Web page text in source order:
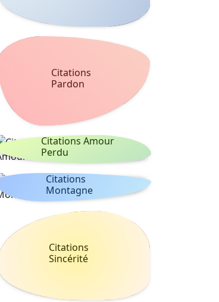
Citations
Pardon
Citations Amour
Perdu
Citations
Montagne
Citations
Sincérité